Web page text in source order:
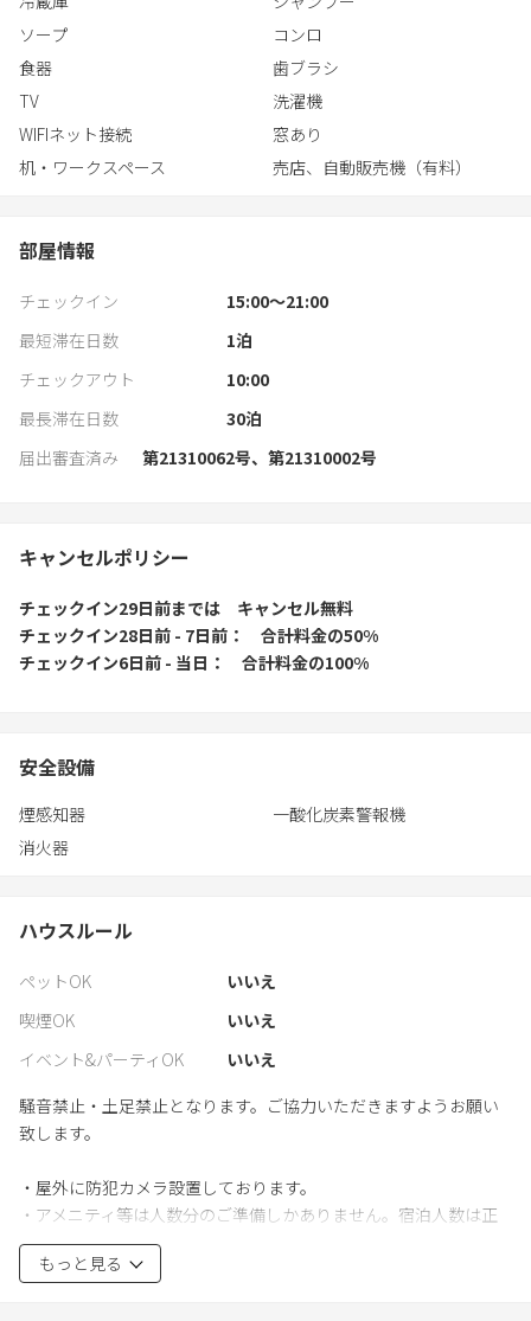
ソープ
コンロ
食器
歯ブラシ
TV
洗濯機
WIFIネット接続
窓あり
机・ワークスペース
売店、自動販売機（有料）
部屋情報
チェックイン
15:00〜21:00
最短滞在日数
1泊
チェックアウト
10:00
最長滞在日数
30泊
届出審査済み
第21310062号、第21310002号
キャンセルポリシー
チェックイン29日前までは
キャンセル無料
チェックイン28日前 - 7日前
合計料金の50%
チェックイン6日前 - 当日
合計料金の100%
安全設備
煙感知器
一酸化炭素警報機
消火器
ハウスルール
ペットOK
いいえ
喫煙OK
いいえ
イベント&パーティOK
いいえ
騒音禁止・土足禁止となります。ご協力いただきますようお願い
致します。
・屋外に防犯カメラ設置しております。
・アメニティ等は人数分のご準備しかありません。宿泊人数は正
確にお願い致します。
もっと見る